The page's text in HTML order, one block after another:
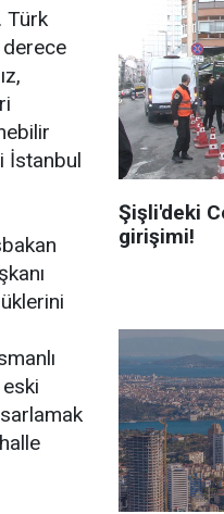
Türk
İstanbul
Şişli'deki
girişimi!